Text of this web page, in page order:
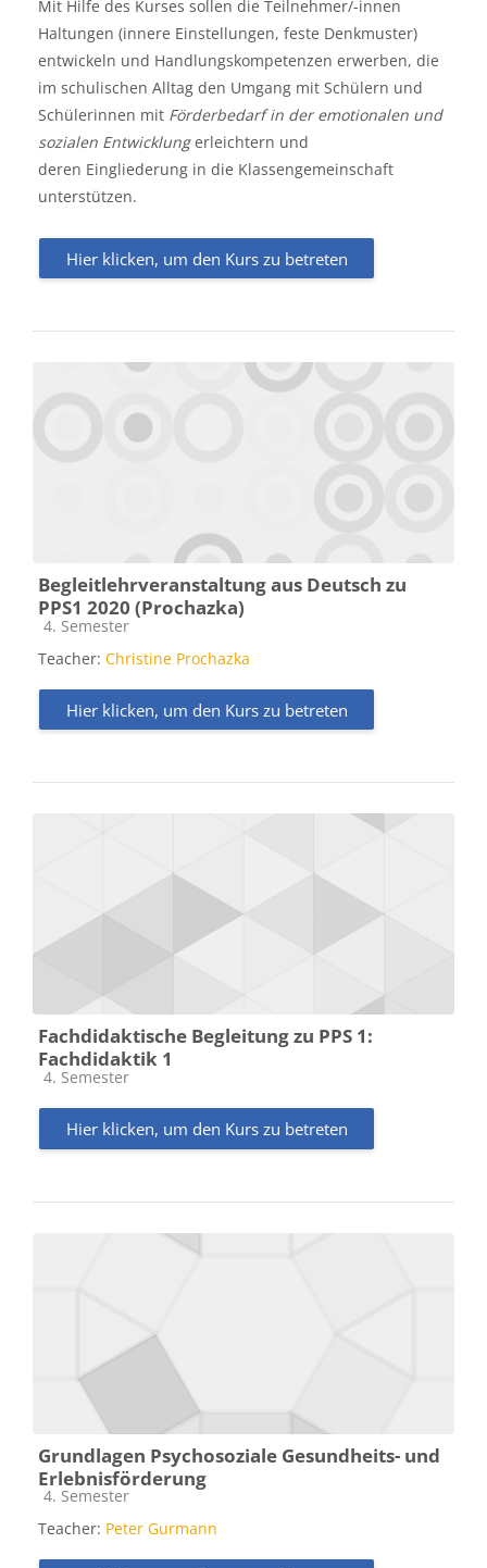
Mit Hilfe des Kurses sollen die Teilnehmer/-innen
Haltungen (innere Einstellungen, feste Denkmuster)
entwickeln und Handlungskompetenzen erwerben, die
im schulischen Alltag den Umgang mit Schülern und
Schülerinnen mit Förderbedarf in der emotionalen und
sozialen Entwicklungerleichtern und
deren Eingliederung in die Klassengemeinschaft
unterstützen.
Hier klicken, um den Kurs zu betreten
Begleitlehrveranstaltung aus Deutsch zu
PPS1 2020 (Prochazka)
Kursbereich
4. Semester
Teacher: Christine Prochazka
Hier klicken, um den Kurs zu betreten
Fachdidaktische Begleitung zu PPS 1:
Fachdidaktik 1
Kursbereich
4. Semester
Hier klicken, um den Kurs zu betreten
Grundlagen Psychosoziale Gesundheits- und
Erlebnisförderung
Kursbereich
4. Semester
Teacher: Peter Gurmann